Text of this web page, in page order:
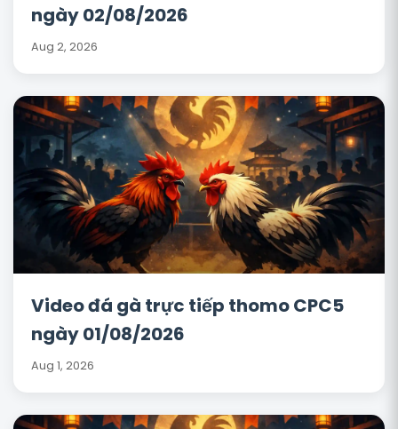
ngày 02/08/2026
Aug 2, 2026
Video đá gà trực tiếp thomo CPC5
ngày 01/08/2026
Aug 1, 2026